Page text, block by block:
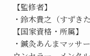
【監修者】
・鈴木貴之（すずき
【国家資格・所属】
・鍼灸あんまマッサ